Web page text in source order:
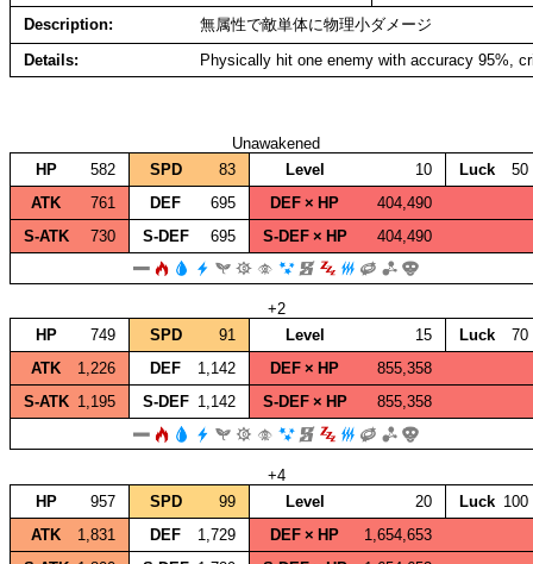
Description
無属性で敵単体に物理小ダメージ
Details
Physically hit one enemy with accuracy 95%,
Unawakened
HP
582 SPD 83 Level 10 Luck
50
ATK
761 DEF 695 DEF × HP
404,490
S‑ATK
730 S‑DEF 695 S‑DEF × HP 404,490
+2
HP
749 SPD 91 Level 15 Luck
70
ATK
1,226 DEF 1,142 DEF × HP
855,358
S‑ATK 1,195 S‑DEF 1,142 S‑DEF × HP 855,358
+4
HP
957 SPD 99 Level 20 Luck 100
ATK
1,831 DEF 1,729 DEF × HP
1,654,653